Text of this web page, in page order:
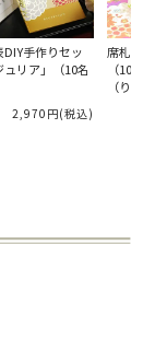
DIY手作りセッ
ュリア」（10名
2,970円(税込)
席札DIY
（10名
（りん